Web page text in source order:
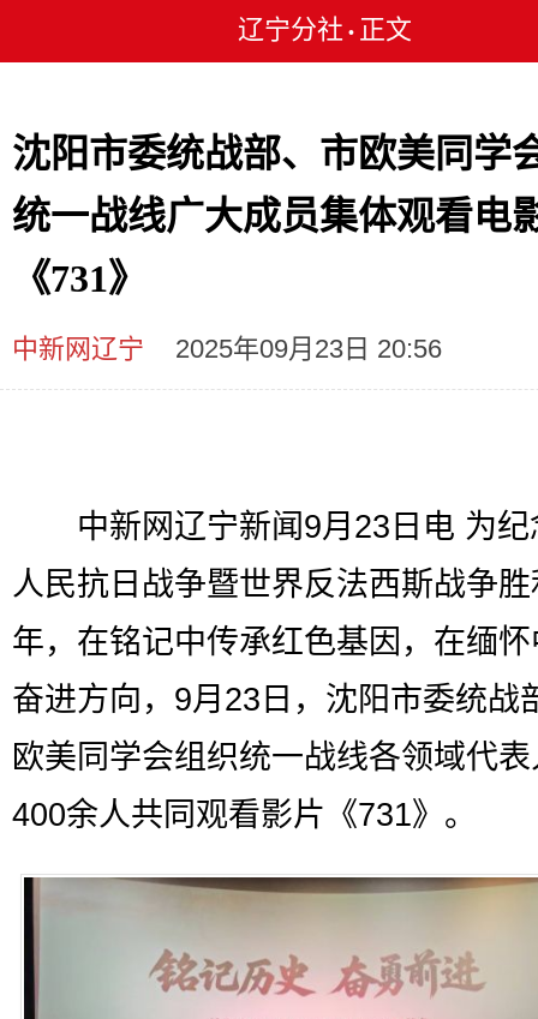
辽宁分社 • 正文
沈阳市委统战部、市欧美同学
统一战线广大成员集体观看电
《731》
中新网辽宁 2025年09月23日 20:56
中新网辽宁新闻9月23日电 为纪
人民抗日战争暨世界反法西斯战争
年，在铭记中传承红色基因，在缅
奋进方向，9月23日，沈阳市委统战
欧美同学会组织统一战线各领域代
400余人共同观看影片《731》。